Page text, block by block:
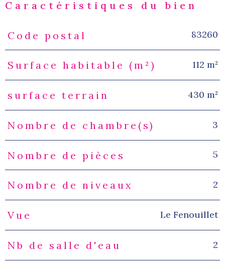
Caractéristiques du bien
Caractéristiques
Code postal 83260
Surface habitable (m²) 112 m²
surface terrain 430 m²
Nombre de chambre(s) 3
Nombre de pièces 5
Nombre de niveaux 2
Vue Le Fenouillet
Nb de salle d'eau 2